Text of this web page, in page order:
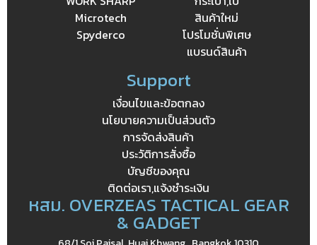
Microtech
Spyderco
สินค้าใหม่
โปรโมชั่นพิเศษ
แบรนด์สินค้า
Support
เงื่อนไขและข้อตกลง
นโยบายความเป็นส่วนตัว
การจัดส่งสินค้า
ประวัติการสั่งซื้อ
บัญชีของคุณ
ติดต่อเรา,แจ้งชำระเงิน
หสม. OVERZEAS TACTICAL GEAR
& GADGET